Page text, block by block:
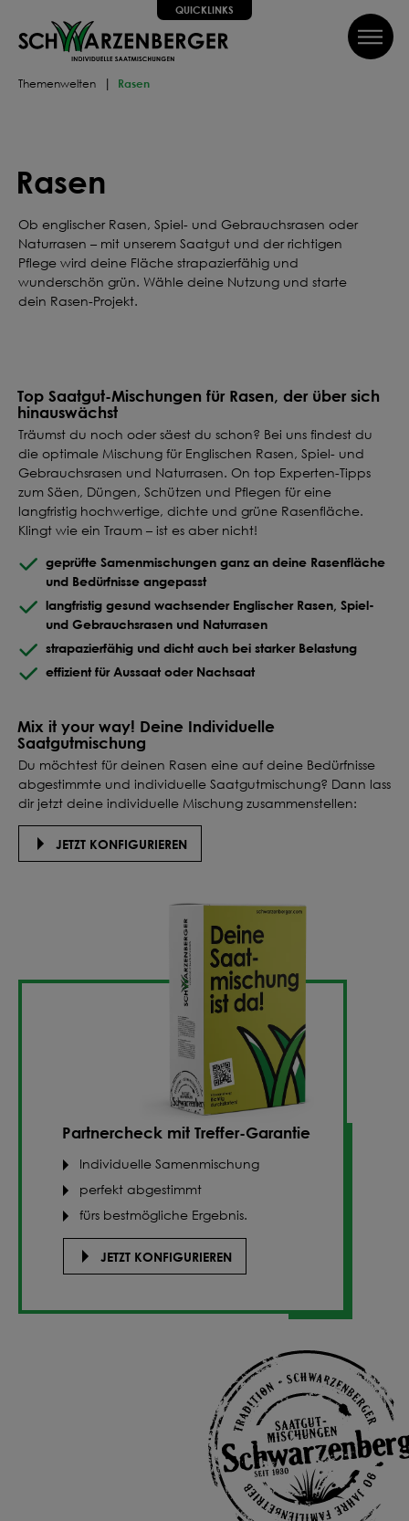
springen QUICKLINKS
Themenwelten Rasen
Rasen
Ob englischer Rasen, Spiel- und Gebrauchsrasen oder
Naturrasen – mit unserem Saatgut und der richtigen
Pflege wird deine Fläche strapazierfähig und
wunderschön grün. Wähle deine Nutzung und starte
dein Rasen-Projekt.
Top Saatgut-Mischungen für Rasen, der über sich
hinauswächst
Träumst du noch oder säest du schon? Bei uns findest du
die optimale Mischung für Englischen Rasen, Spiel- und
Gebrauchsrasen und Naturrasen. On top Experten-Tipps
zum Säen, Düngen, Schützen und Pflegen für eine
langfristig hochwertige, dichte und grüne Rasenfläche.
Klingt wie ein Traum – ist es aber nicht!
geprüfte Samenmischungen ganz an deine Rasenfläche
und Bedürfnisse angepasst
langfristig gesund wachsender Englischer Rasen, Spiel-
und Gebrauchsrasen und Naturrasen
strapazierfähig und dicht auch bei starker Belastung
effizient für Aussaat oder Nachsaat
Mix it your way! Deine Individuelle
Saatgutmischung
Du möchtest für deinen Rasen eine auf deine Bedürfnisse
abgestimmte und individuelle Saatgutmischung? Dann lass
dir jetzt deine individuelle Mischung zusammenstellen:
JETZT KONFIGURIEREN
Partnercheck mit Treffer-Garantie
Individuelle Samenmischung
perfekt abgestimmt
fürs bestmögliche Ergebnis.
JETZT KONFIGURIEREN
QUICKLINKS
vielem Mehr! Weiter geht's!
SAATGUT DÜNGEN
PFLEGEN SCHÜTZEN
Deine Saat-
Mischung
konfigurieren
QUALITÄT VOM PROFI
INDIVIDUELL FÜR DICH
JETZT KONFIGURIEREN